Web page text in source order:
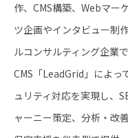
作、CMS構築、Webマー
ツ企画やインタビュー制
ルコンサルティング企業
CMS「LeadGrid」によっ
ュリティ対応を実現し、
ャーニー策定、分析・改